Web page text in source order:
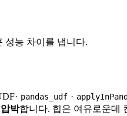
성능 차이를 냅니다.
pandas_udf ·
박합니다. 힙은 여유로운데